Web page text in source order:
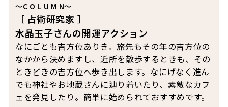
～C O L U M N～
［ 占術研究家 ］
水晶玉子さんの開運アクション
なにごとも吉方位ありき。旅先もその年の吉方位の
なかから決めますし、近所を散歩するときも、その
ときどきの吉方位へ歩き出します。なにげなく進ん
でも神社やお地蔵さんに辿り着いたり、素敵なカフ
ェを発見したり。簡単に始められておすすめです。